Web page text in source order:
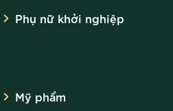
Phụ nữ khởi nghiệp
Mỹ phẩm